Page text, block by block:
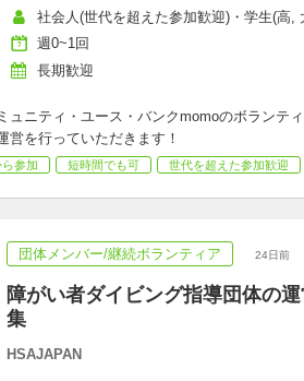
社会人(世代を超えた参加歓迎)・学生(高,
週0~1回
長期歓迎
ュニティ・ユース・バンクmomoのボラン
を行っていただきます！
参加 短時間でも可 世代を超えた参加歓迎
団体メンバー/継続ボランティア 24日前
障がい者ダイビング指導団体の
集
HSAJAPAN